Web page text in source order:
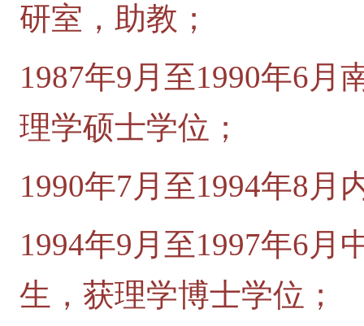
研室，助教；
1987年9月至1990年6月
理学硕士学位；
1990年7月至1994年8月
1994年9月至1997年6月
生，获理学博士学位；